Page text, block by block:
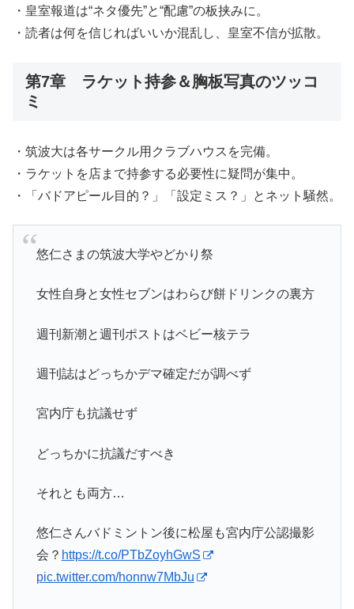
・皇室報道は“ネタ優先”と“配慮”の板挟みに。
・読者は何を信じればいいか混乱し、皇室不信が拡散。
第7章 ラケット持参＆胸板写真のツッコ
ミ
・筑波大は各サークル用クラブハウスを完備。
・ラケットを店まで持参する必要性に疑問が集中。
・「バドアピール目的？」「設定ミス？」とネット騒然。
悠仁さまの筑波大学やどかり祭
女性自身と女性セブンはわらび餅ドリンクの裏方
週刊新潮と週刊ポストはベビー核テラ
週刊誌はどっちかデマ確定だが調べず
宮内庁も抗議せず
どっちかに抗議だすべき
それとも両方…
悠仁さんバドミントン後に松屋も宮内庁公認撮影
会？ https://t.co/PTbZoyhGwS
pic.twitter.com/honnw7MbJu